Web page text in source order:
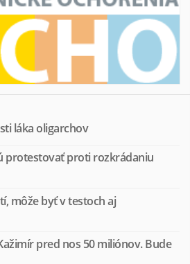
láka oligarchov
protestovať proti rozkrádaniu
môže byť v testoch aj
pred nos 50 miliónov. Bude